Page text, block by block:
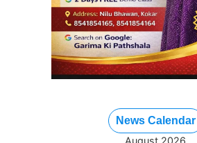
News Calendar